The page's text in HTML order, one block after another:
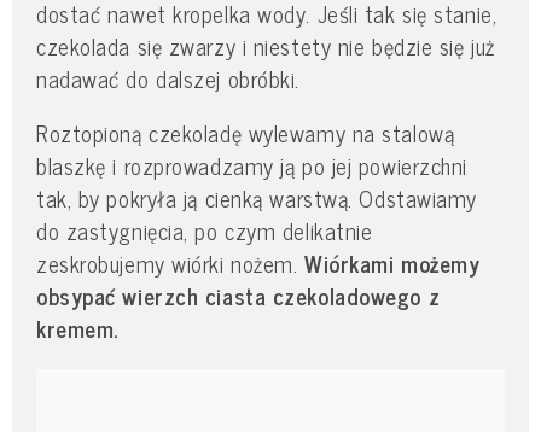
dostać nawet kropelka wody. Jeśli tak się stanie,
czekolada się zwarzy i niestety nie będzie się już
nadawać do dalszej obróbki.
Roztopioną czekoladę wylewamy na stalową
blaszkę i rozprowadzamy ją po jej powierzchni
tak, by pokryła ją cienką warstwą. Odstawiamy
do zastygnięcia, po czym delikatnie
zeskrobujemy wiórki nożem. Wiórkami możemy
obsypać wierzch ciasta czekoladowego z
kremem.